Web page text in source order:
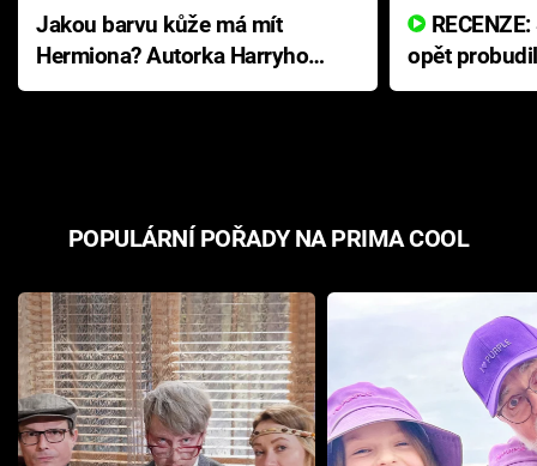
Jakou barvu kůže má mít
Hermiona? Autorka Harryho
Pottera přišla s ráznou
opět
přichází s
POPULÁRNÍ POŘADY NA PRIMA COOL